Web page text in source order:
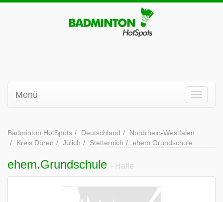
Menü
Badminton HotSpots Deutschland
Nordrhein-Westfalen
Kreis Düren
Jülich Stetternich ehem.Grundschule
ehem.Grundschule - Halle